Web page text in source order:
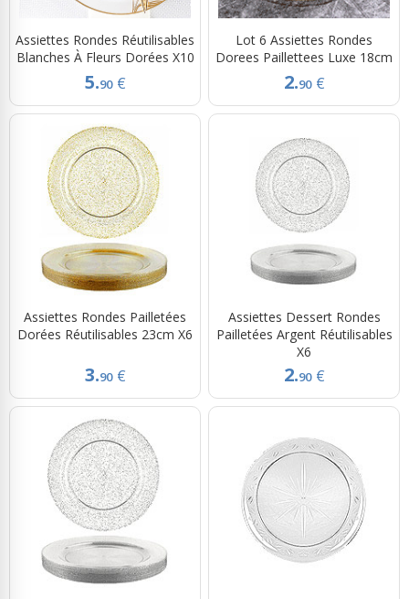
Assiettes Rondes Réutilisables
Blanches À Fleurs Dorées X10
5.90 €
Lot 6 Assiettes Rondes
Dorees Paillettees Luxe 18cm
2.90 €
Assiettes Rondes Pailletées
Dorées Réutilisables 23cm X6
3.90 €
Assiettes Dessert Rondes
Pailletées Argent Réutilisables
X6
2.90 €